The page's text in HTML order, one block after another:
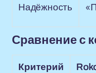
Надёжность
Сравнение с
Критерий